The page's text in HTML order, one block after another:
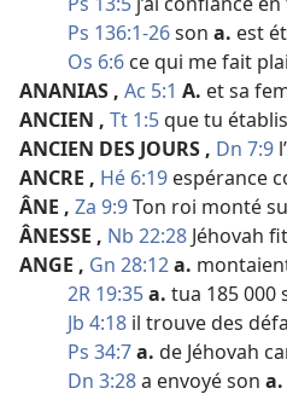
Ps 136:1-26son a. est
Os 6:6 ce qui me fait
ANANIAS , Ac 5:1 A. et sa
ANCIEN , Tt 1:5que tu
ANCIEN DES JOURS , Dn 7:9 l’
ANCRE , Hé 6:19 espérance
ÂNE , Za 9:9Ton roi monté
ÂNESSE , Nb 22:28 Jéhovah
ANGE , Gn 28:12a.
2R 19:35a. tua 185 000
Jb 4:18 il trouve des
Ps 34:7a. de Jéhovah
Dn 3:28a envoyé son a.